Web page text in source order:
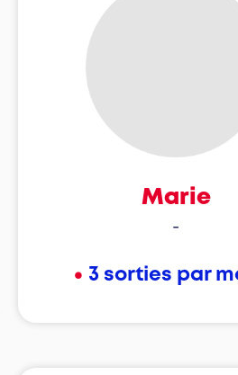
Marie
-
• 3 sorties par